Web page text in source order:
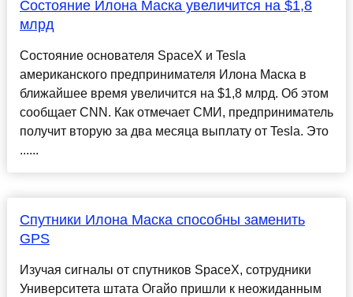
Состояние Илона Маска увеличится на $1,8
млрд
Состояние основателя SpaceX и Tesla
американского предпринимателя Илона Маска в
ближайшее время увеличится на $1,8 млрд. Об этом
сообщает CNN. Как отмечает СМИ, предприниматель
получит вторую за два месяца выплату от Tesla. Это
......
Спутники Илона Маска способны заменить
GPS
Изучая сигналы от спутников SpaceX, сотрудники
Университета штата Огайо пришли к неожиданным